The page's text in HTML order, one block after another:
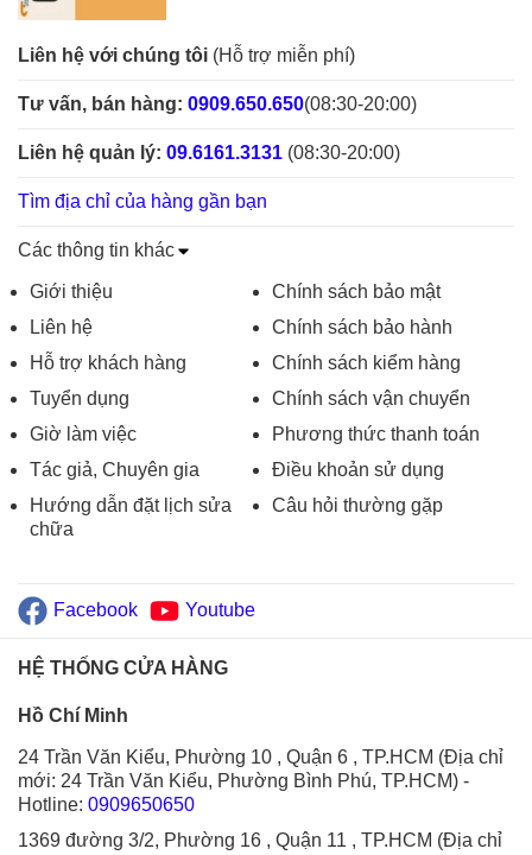
Liên hệ với chúng tôi (Hỗ trợ miễn phí)
Tư vấn, bán hàng: 0909.650.650(08:30-20:00)
Liên hệ quản lý: 09.6161.3131 (08:30-20:00)
Tìm địa chỉ của hàng gần bạn
Các thông tin khác
Giới thiệu
Liên hệ
Hỗ trợ khách hàng
Tuyển dụng
Giờ làm việc
Tác giả, Chuyên gia
Hướng dẫn đặt lịch sửa
chữa
Chính sách bảo mật
Chính sách bảo hành
Chính sách kiểm hàng
Chính sách vận chuyển
Phương thức thanh toán
Điều khoản sử dụng
Câu hỏi thường gặp
Facebook Youtube
HỆ THỐNG CỬA HÀNG
Hồ Chí Minh
24 Trần Văn Kiểu, Phường 10 , Quận 6 , TP.HCM (Địa chỉ
mới: 24 Trần Văn Kiểu, Phường Bình Phú, TP.HCM) -
Hotline: 0909650650
1369 đường 3/2, Phường 16 , Quận 11 , TP.HCM (Địa chỉ